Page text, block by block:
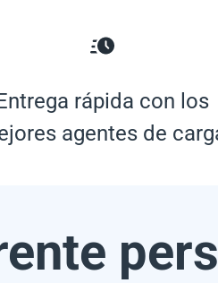
rápida con los
agentes de